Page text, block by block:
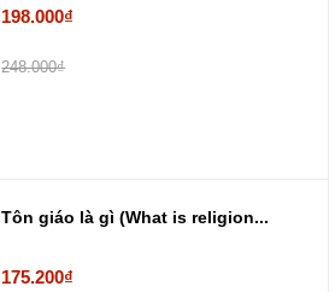
198.000₫
248.000₫
Tôn giáo là gì (What is religion...
175.200₫